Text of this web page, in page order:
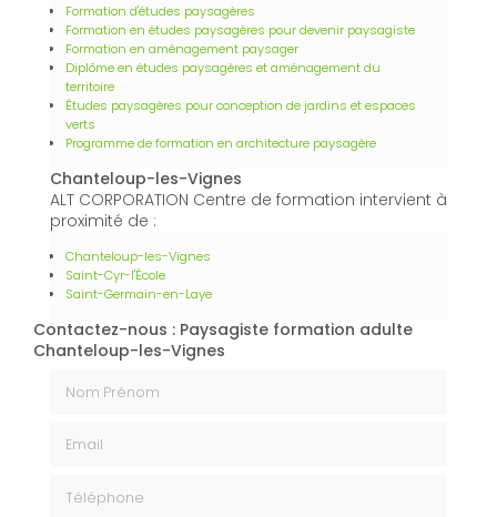
Formation d'études paysagères
Formation en études paysagères pour devenir paysagiste
Formation en aménagement paysager
Diplôme en études paysagères et aménagement du
territoire
Études paysagères pour conception de jardins et espaces
verts
Programme de formation en architecture paysagère
Chanteloup-les-Vignes
ALT CORPORATION Centre de formation intervient à
proximité de :
Chanteloup-les-Vignes
Saint-Cyr-l'École
Saint-Germain-en-Laye
Contactez-nous : Paysagiste formation adulte
Chanteloup-les-Vignes